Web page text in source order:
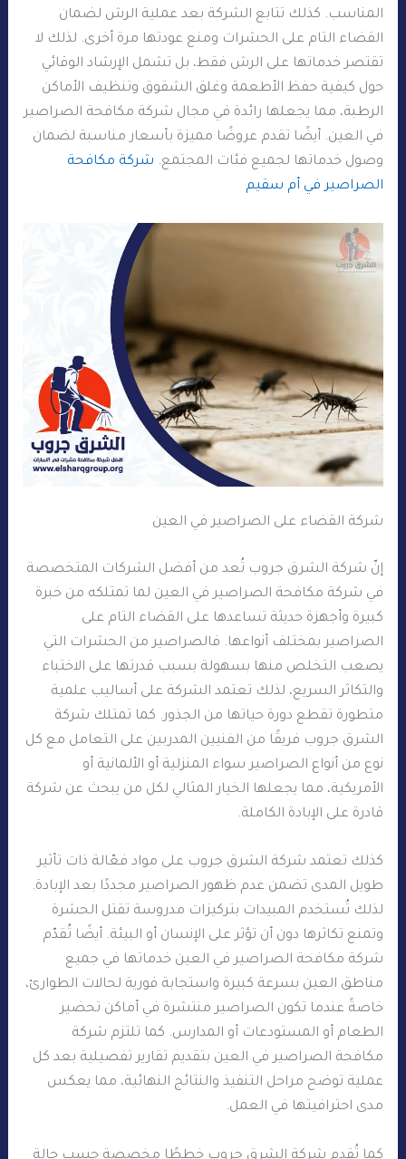
المناسب. كذلك تتابع الشركة بعد عملية الرش لضمان
القضاء التام على الحشرات ومنع عودتها مرة أخرى. لذلك لا
تقتصر خدماتها على الرش فقط، بل تشمل الإرشاد الوقائي
حول كيفية حفظ الأطعمة وغلق الشقوق وتنظيف الأماكن
الرطبة، مما يجعلها رائدة في مجال شركة مكافحة الصراصير
في العين. أيضًا تقدم عروضًا مميزة بأسعار مناسبة لضمان
وصول خدماتها لجميع فئات المجتمع. شركة مكافحة
الصراصير في أم سقيم
شركة القضاء على الصراصير في العين
إنّ شركة الشرق جروب تُعد من أفضل الشركات المتخصصة
في شركة مكافحة الصراصير في العين لما تمتلكه من خبرة
كبيرة وأجهزة حديثة تساعدها على القضاء التام على
الصراصير بمختلف أنواعها. فالصراصير من الحشرات التي
يصعب التخلص منها بسهولة بسبب قدرتها على الاختباء
والتكاثر السريع، لذلك تعتمد الشركة على أساليب علمية
متطورة تقطع دورة حياتها من الجذور. كما تمتلك شركة
الشرق جروب فريقًا من الفنيين المدربين على التعامل مع كل
نوع من أنواع الصراصير سواء المنزلية أو الألمانية أو
الأمريكية، مما يجعلها الخيار المثالي لكل من يبحث عن شركة
قادرة على الإبادة الكاملة.
كذلك تعتمد شركة الشرق جروب على مواد فعّالة ذات تأثير
طويل المدى تضمن عدم ظهور الصراصير مجددًا بعد الإبادة.
لذلك تُستخدم المبيدات بتركيزات مدروسة تقتل الحشرة
وتمنع تكاثرها دون أن تؤثر على الإنسان أو البيئة. أيضًا تُقدّم
شركة مكافحة الصراصير في العين خدماتها في جميع
مناطق العين بسرعة كبيرة واستجابة فورية لحالات الطوارئ،
خاصةً عندما تكون الصراصير منتشرة في أماكن تحضير
الطعام أو المستودعات أو المدارس. كما تلتزم شركة
مكافحة الصراصير في العين بتقديم تقارير تفصيلية بعد كل
عملية توضح مراحل التنفيذ والنتائج النهائية، مما يعكس
مدى احترافيتها في العمل.
كما تُقدم شركة الشرق جروب خططًا مخصصة حسب حالة